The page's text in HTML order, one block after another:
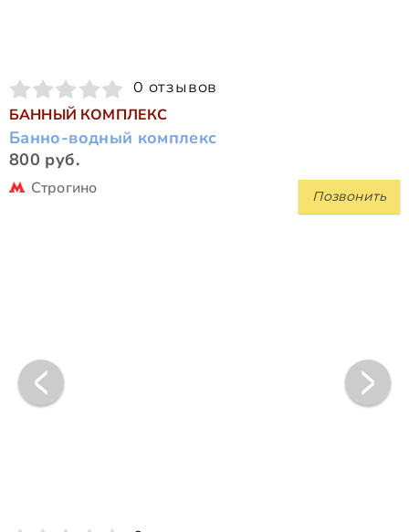
0 отзывов
БАННЫЙ КОМПЛЕКС
Банно-водный комплекс
800 руб.
Позвонить
Строгино